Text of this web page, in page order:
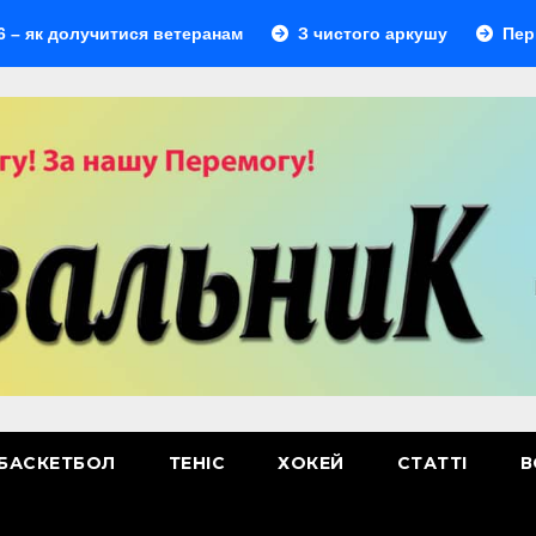
ветеранам З чистого аркушу Перший лідер
ТЕНІС ХОКЕЙ СТАТТІ